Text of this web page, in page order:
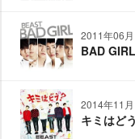
2011年06
BAD GIRL
2014年11
キミはど